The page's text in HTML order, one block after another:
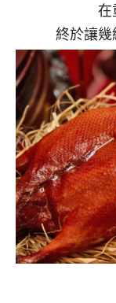
在
終於讓幾